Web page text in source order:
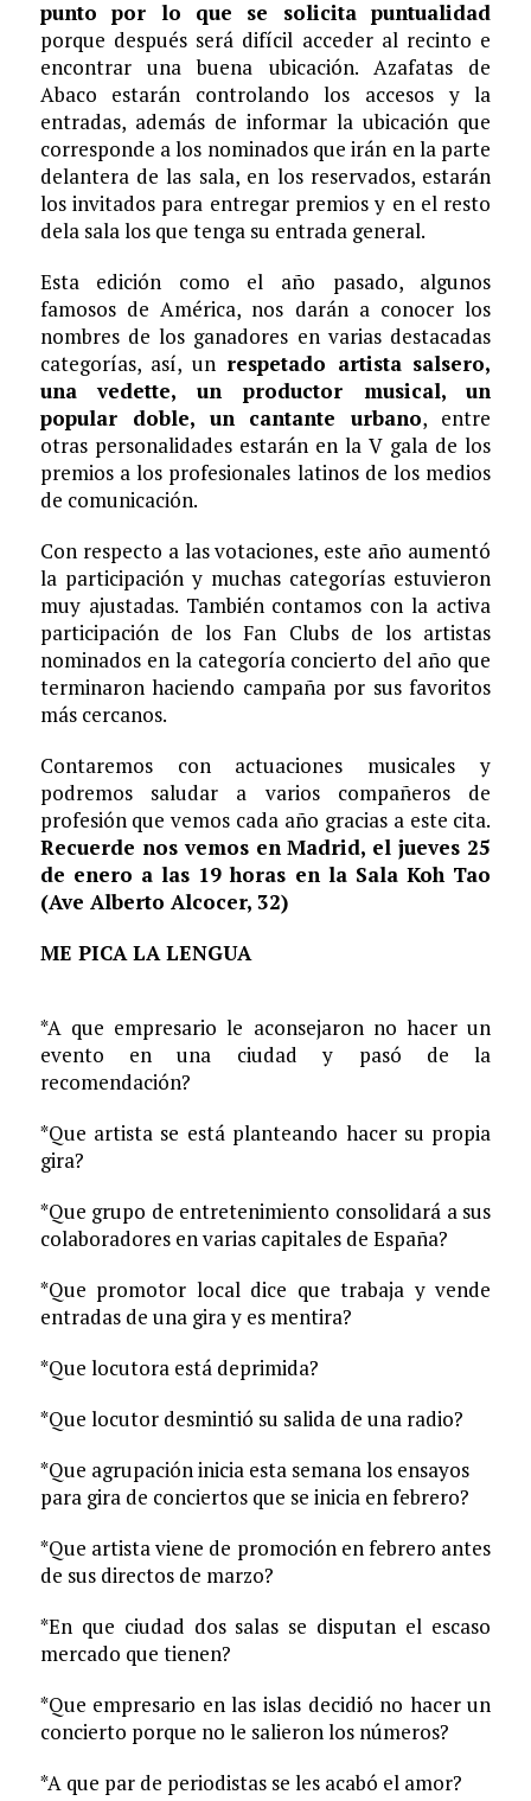
punto por lo que se solicita puntualidad
porque después será difícil acceder al recinto e
encontrar una buena ubicación. Azafatas de
Abaco estarán controlando los accesos y la
entradas, además de informar la ubicación que
corresponde a los nominados que irán en la parte
delantera de las sala, en los reservados, estarán
los invitados para entregar premios y en el resto
dela sala los que tenga su entrada general.
Esta edición como el año pasado, algunos
famosos de América, nos darán a conocer los
nombres de los ganadores en varias destacadas
categorías, así, un respetado artista salsero,
una vedette, un productor musical, un
popular doble, un cantante urbano, entre
otras personalidades estarán en la V gala de los
premios a los profesionales latinos de los medios
de comunicación.
Con respecto a las votaciones, este año aumentó
la participación y muchas categorías estuvieron
muy ajustadas. También contamos con la activa
participación de los Fan Clubs de los artistas
nominados en la categoría concierto del año que
terminaron haciendo campaña por sus favoritos
más cercanos.
Contaremos con actuaciones musicales y
podremos saludar a varios compañeros de
profesión que vemos cada año gracias a este cita.
Recuerde nos vemos en Madrid, el jueves 25
de enero a las 19 horas en la Sala Koh Tao
(Ave Alberto Alcocer, 32)
ME PICA LA LENGUA
*A que empresario le aconsejaron no hacer un
evento en una ciudad y pasó de la
recomendación?
*Que artista se está planteando hacer su propia
gira?
*Que grupo de entretenimiento consolidará a sus
colaboradores en varias capitales de España?
*Que promotor local dice que trabaja y vende
entradas de una gira y es mentira?
*Que locutora está deprimida?
*Que locutor desmintió su salida de una radio?
*Que agrupación inicia esta semana los ensayos
para gira de conciertos que se inicia en febrero?
*Que artista viene de promoción en febrero antes
de sus directos de marzo?
*En que ciudad dos salas se disputan el escaso
mercado que tienen?
*Que empresario en las islas decidió no hacer un
concierto porque no le salieron los números?
*A que par de periodistas se les acabó el amor?